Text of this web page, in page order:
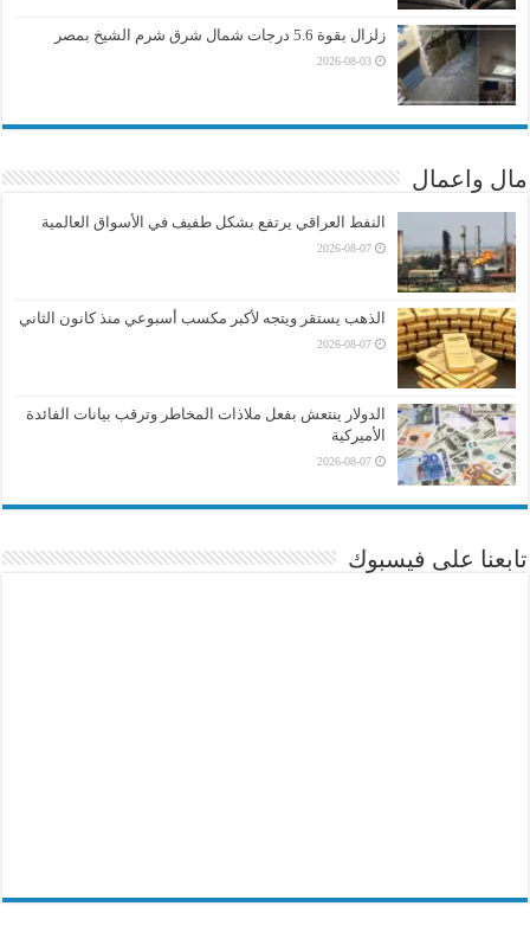
زلزال بقوة 5.6 درجات شمال شرق شرم الشيخ بمصر
2026-08-03
مال واعمال
النفط العراقي يرتفع بشكل طفيف في الأسواق العالمية
2026-08-07
الذهب يستقر ويتجه لأكبر مكسب أسبوعي منذ كانون الثاني
2026-08-07
الدولار ينتعش بفعل ملاذات المخاطر وترقب بيانات الفائدة
الأميركية
2026-08-07
تابعنا على فيسبوك